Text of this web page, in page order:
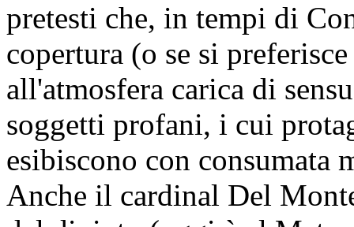
pretesti che, in tempi di
copertura (o se si
all'atmosfera carica di
soggetti profani, i cui
esibiscono con
Anche il cardinal Del